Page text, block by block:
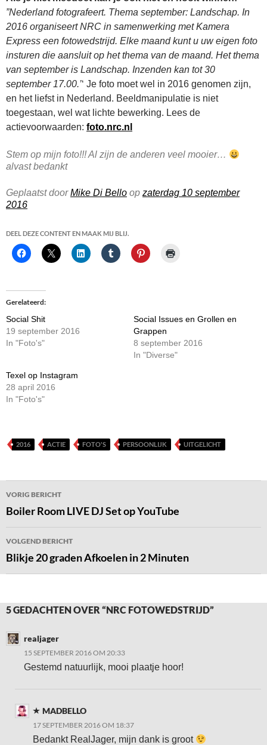
”Nederland fotografeert. Thema september: Landschap. In
2016 organiseert NRC in samenwerking met Kamera
Express een fotowedstrijd. Elke maand kunt u uw eigen foto
insturen die aansluit op het thema van de maand. Het thema
van september is Landschap. Inzenden kan tot 30
september 17.00.’‘ Je foto moet wel in 2016 genomen zijn,
en het liefst in Nederland. Beeldmanipulatie is niet
toegestaan, wel wat lichte bewerking. Lees de
actievoorwaarden: foto.nrc.nl
Stem op mijn foto!!! Al zijn de anderen veel mooier…
alvast bedankt
Geplaatst doorMike Di Bello op zaterdag 10 september
2016
DEEL DEZE CONTENT EN MAAK MIJ BLIJ.
Gerelateerd
Social Shit
19 september 2016
In "Foto's"
Social Issues en Grollen en
Grappen
8 september 2016
In "Diverse"
Texel op Instagram
28 april 2016
In "Foto's"
2016 ACTIE FOTO'S PERSOONLIJK UITGELICHT
Bericht
navigatie
VORIG BERICHT
Boiler Room LIVE DJ Set op YouTube
VOLGEND BERICHT
Blikje 20 graden Afkoelen in 2 Minuten
5 GEDACHTEN OVER “NRC FOTOWEDSTRIJD”
realjager
15 SEPTEMBER 2016 OM 20:33
Gestemd natuurlijk, mooi plaatje hoor!
MADBELLO
17 SEPTEMBER 2016 OM 18:37
Bedankt RealJager, mijn dank is groot